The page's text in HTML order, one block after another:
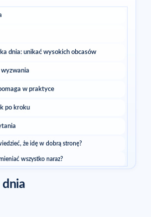
dnia: unikać wysokich obcasów
w praktyce
po kroku
że idę w dobrą stronę?
wszystko naraz?
dnia